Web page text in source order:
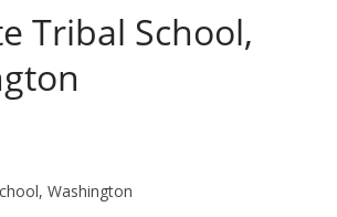
Tribal School,
Washington